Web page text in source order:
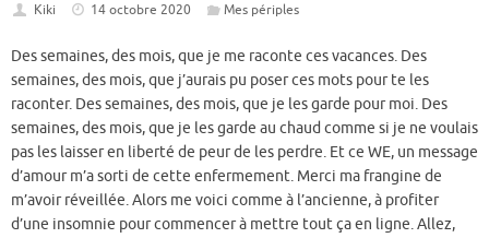
Kiki 14 octobre 2020 Mes périples
Des semaines, des mois, que je me raconte ces vacances. Des
semaines, des mois, que j’aurais pu poser ces mots pour te les
raconter. Des semaines, des mois, que je les garde pour moi. Des
semaines, des mois, que je les garde au chaud comme si je ne voulais
pas les laisser en liberté de peur de les perdre. Et ce WE, un message
d’amour m’a sorti de cette enfermement. Merci ma frangine de
m’avoir réveillée. Alors me voici comme à l’ancienne, à profiter
d’une insomnie pour commencer à mettre tout ça en ligne. Allez,